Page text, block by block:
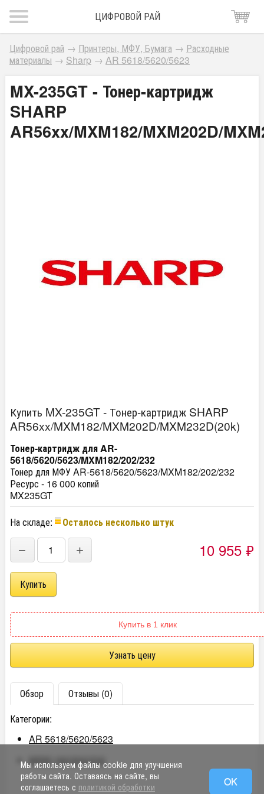
ЦИФРОВОЙ РАЙ
Цифровой рай → Принтеры, МФУ, Бумага → Расходные
материалы → Sharp → AR 5618/5620/5623
MX-235GT - Тонер-картридж
SHARP
AR56xx/MXM182/MXM202D/
Купить MX-235GT - Тонер-картридж SHARP
AR56xx/MXM182/MXM202D/MXM232D(20k)
Тонер-картридж для AR-
5618/5620/5623/MXM182/202/232
Тонер для МФУ AR-5618/5620/5623/MXM182/202/232
Ресурс - 16 000 копий
MX235GT
На складе:
Осталось несколько штук
− + 10 955 ₽
Купить в 1 клик
Узнать цену
Обзор
Отзывы (0)
Категории:
AR 5618/5620/5623
MXM 182/202/232
Мы используем файлы cookie для улучшения
работы сайта. Оставаясь на сайте, вы
соглашаетесь с политикой обработки
OK